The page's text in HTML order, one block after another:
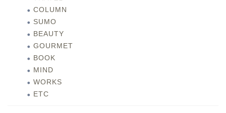
COLUMN
SUMO
BEAUTY
GOURMET
BOOK
MIND
WORKS
ETC